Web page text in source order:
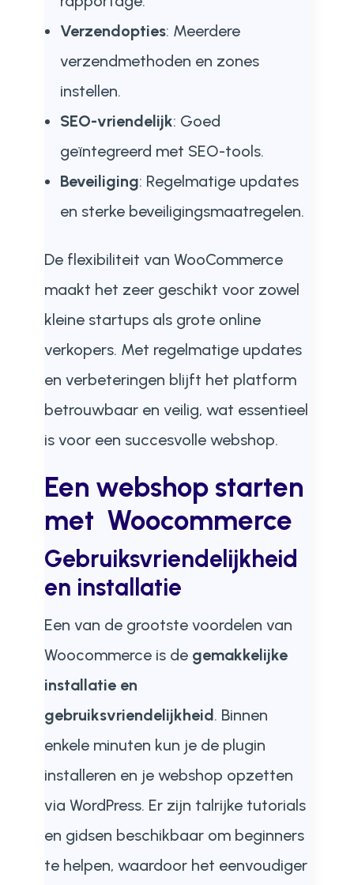
Verzendopties: Meerdere
verzendmethoden en zones
instellen.
SEO-vriendelijk: Goed
geïntegreerd met SEO-tools.
Beveiliging: Regelmatige updates
en sterke beveiligingsmaatregelen.
De flexibiliteit van WooCommerce
maakt het zeer geschikt voor zowel
kleine startups als grote online
verkopers. Met regelmatige updates
en verbeteringen blijft het platform
betrouwbaar en veilig, wat essentieel
is voor een succesvolle webshop.
Een webshop starten
met Woocommerce
Gebruiksvriendelijkheid
en installatie
Een van de grootste voordelen van
Woocommerce is de gemakkelijke
installatie en
gebruiksvriendelijkheid. Binnen
enkele minuten kun je de plugin
installeren en je webshop opzetten
via WordPress. Er zijn talrijke tutorials
en gidsen beschikbaar om beginners
te helpen, waardoor het eenvoudiger